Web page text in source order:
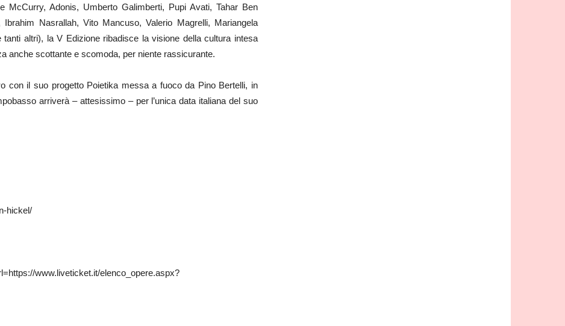
McCurry, Adonis, Umberto Galimberti, Pupi Avati, Tahar Ben
Nasrallah, Vito Mancuso, Valerio Magrelli, Mariangela
altri), la V Edizione ribadisce la visione della cultura intesa
anche scottante e scomoda, per niente rassicurante.
con il suo progetto Poietika messa a fuoco da Pino Bertelli, in
arriverà – attesissimo – per l’unica data italiana del suo
hickel/
www.liveticket.it/elenco_opere.aspx?